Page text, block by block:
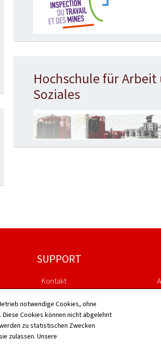
notwendige Cookies, ohne
Cookies können nicht abgelehnt
zu statistischen Zwecken
zulassen. Unsere
Hochschule für Arbeit
Soziales
SUPPORT
Kontakt
Sitemap
Informationen zur Webseite